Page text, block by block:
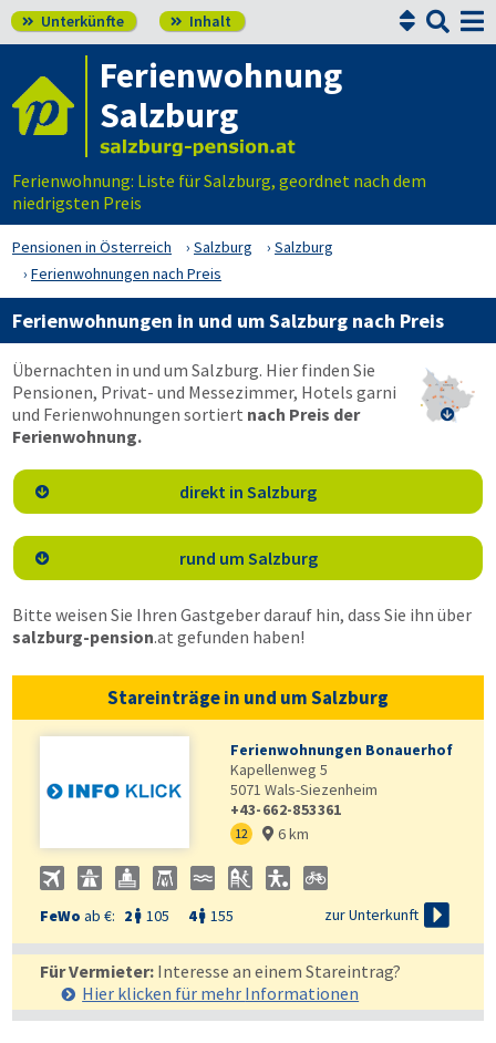
 Unterkünfte  Inhalt 

Ferienwohnung
Salzburg
Ferienwohnung: Liste für Salzburg, geordnet nach dem
niedrigsten Preis
Pensionen in Österreich Salzburg
Salzburg
Ferienwohnungen nach Preis
Ferienwohnungen in und um Salzburg nach Preis

Übernachten in und um Salzburg. Hier finden Sie
Pensionen, Privat- und Messezimmer, Hotels garni
und Ferienwohnungen sortiert nach Preis der
Ferienwohnung.
 direkt in Salzburg
 rund um Salzburg
Bitte weisen Sie Ihren Gastgeber darauf hin, dass Sie ihn über
salzburg-pension.at gefunden haben!
Stareinträge in und um Salzburg
Ferienwohnungen Bonauerhof
Kapellenweg 5
5071 Wals-Siezenheim
+43-662-853361
12  6 km
FeWo ab €: 2  105 4 155 zur Unterkunft 
Für Vermieter: Interesse an einem Stareintrag?
Hier klicken für mehr Informationen